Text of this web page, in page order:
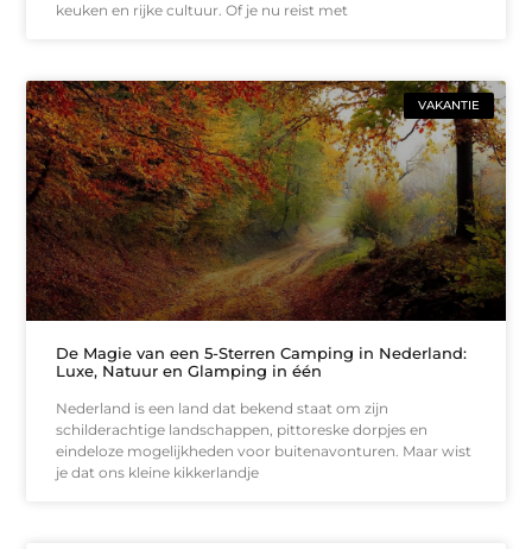
keuken en rijke cultuur. Of je nu reist met
VAKANTIE
De Magie van een 5-Sterren Camping in Nederland:
Luxe, Natuur en Glamping in één
Nederland is een land dat bekend staat om zijn
schilderachtige landschappen, pittoreske dorpjes en
eindeloze mogelijkheden voor buitenavonturen. Maar wist
je dat ons kleine kikkerlandje